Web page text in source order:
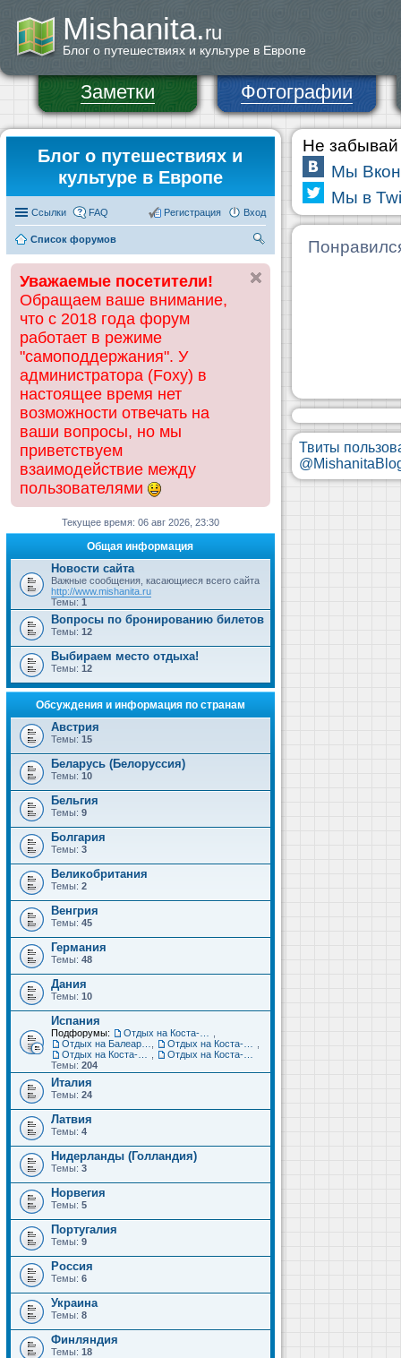
Mishanita.ru
Блог о путешествиях и культуре в Европе
Заметки Фотографии
Блог о путешествиях и
культуре в Европе
Ссылки FAQ Вход
Регистрация
Список форумов
ск
Уважаемые посетители!
Обращаем ваше внимание,
что с 2018 года форум
работает в режиме
"самоподдержания". У
администратора (Foxy) в
настоящее время нет
возможности отвечать на
ваши вопросы, но мы
приветствуем
взаимодействие между
пользователями
Текущее время: 06 авг 2026, 23:30
Общая информация
Новости сайта
Важные сообщения, касающиеся всего сайта
http://www.mishanita.ru
Темы: 1
Вопросы по бронированию билетов
Темы: 12
Выбираем место отдыха!
Темы: 12
Обсуждения и информация по странам
Австрия
Темы: 15
Беларусь (Белоруссия)
Темы: 10
Бельгия
Темы: 9
Болгария
Темы: 3
Великобритания
Темы: 2
Венгрия
Темы: 45
Германия
Темы: 48
Дания
Темы: 10
Испания
Подфорумы:
Темы: 204
Италия
Темы: 24
Латвия
Темы: 4
Нидерланды (Голландия)
Темы: 3
Норвегия
Темы: 5
Португалия
Темы: 9
Россия
Темы: 6
Украина
Темы: 8
Финляндия
Темы: 18
Не забывай
Мы
Мы в
Твиты